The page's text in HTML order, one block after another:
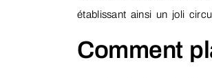
établissant ainsi un joli
Comment